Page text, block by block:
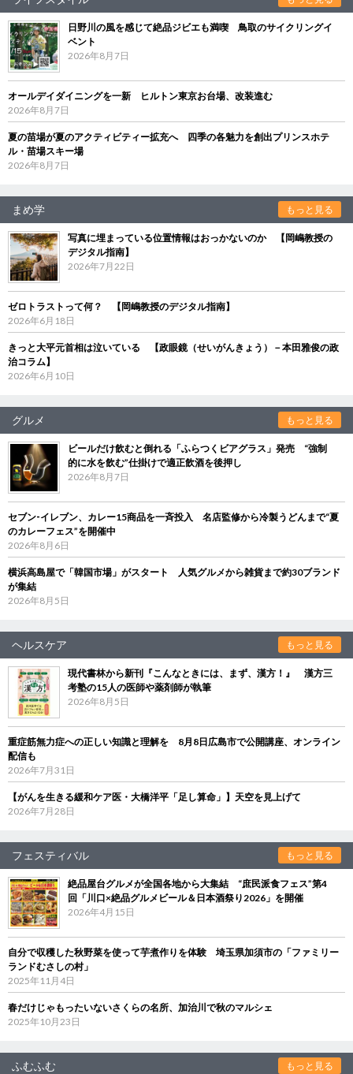
日野川の風を感じて絶品ジビエも満喫 鳥取のサイクリングイ
ベント
2026年8月7日
オールデイダイニングを一新 ヒルトン東京お台場、改装進む
2026年8月7日
夏の苗場が夏のアクティビティー拡充へ 四季の各魅力を創出プリンスホテ
ル・苗場スキー場
2026年8月7日
まめ学 もっと見る
写真に埋まっている位置情報はおっかないのか 【岡嶋教授の
デジタル指南】
2026年7月22日
ゼロトラストって何？ 【岡嶋教授のデジタル指南】
2026年6月18日
きっと大平元首相は泣いている 【政眼鏡（せいがんきょう）－本田雅俊の政
治コラム】
2026年6月10日
グルメ もっと見る
ビールだけ飲むと倒れる「ふらつくビアグラス」発売 “強制
的に水を飲む”仕掛けで適正飲酒を後押し
2026年8月7日
セブン‐イレブン、カレー15商品を一斉投入 名店監修から冷製うどんまで“夏
のカレーフェス”を開催中
2026年8月6日
横浜高島屋で「韓国市場」がスタート 人気グルメから雑貨まで約30ブランド
が集結
2026年8月5日
ヘルスケア もっと見る
現代書林から新刊『こんなときには、まず、漢方！』 漢方三
考塾の15人の医師や薬剤師が執筆
2026年8月5日
重症筋無力症への正しい知識と理解を 8月8日広島市で公開講座、オンライン
配信も
2026年7月31日
【がんを生きる緩和ケア医・大橋洋平「足し算命」】天空を見上げて
2026年7月28日
フェスティバル もっと見る
絶品屋台グルメが全国各地から大集結 “庶民派食フェス”第4
回「川口×絶品グルメビール＆日本酒祭り2026」を開催
2026年4月15日
自分で収穫した秋野菜を使って芋煮作りを体験 埼玉県加須市の「ファミリー
ランドむさしの村」
2025年11月4日
春だけじゃもったいないさくらの名所、加治川で秋のマルシェ
2025年10月23日
ふむふむ もっと見る